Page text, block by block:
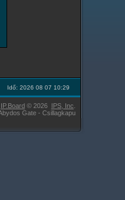
Idő: 2026 08 07 10:29
IP.Board © 2026 IPS, Inc.
Gate - Csillagkapu